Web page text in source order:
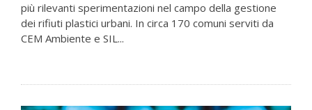
più rilevanti sperimentazioni nel campo della gestione
dei rifiuti plastici urbani. In circa 170 comuni serviti da
CEM Ambiente e SIL...